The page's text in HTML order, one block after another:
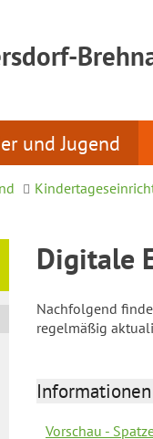
und Jugend
Digitale
Nachfolgend
regelmäßig
Vorschau -